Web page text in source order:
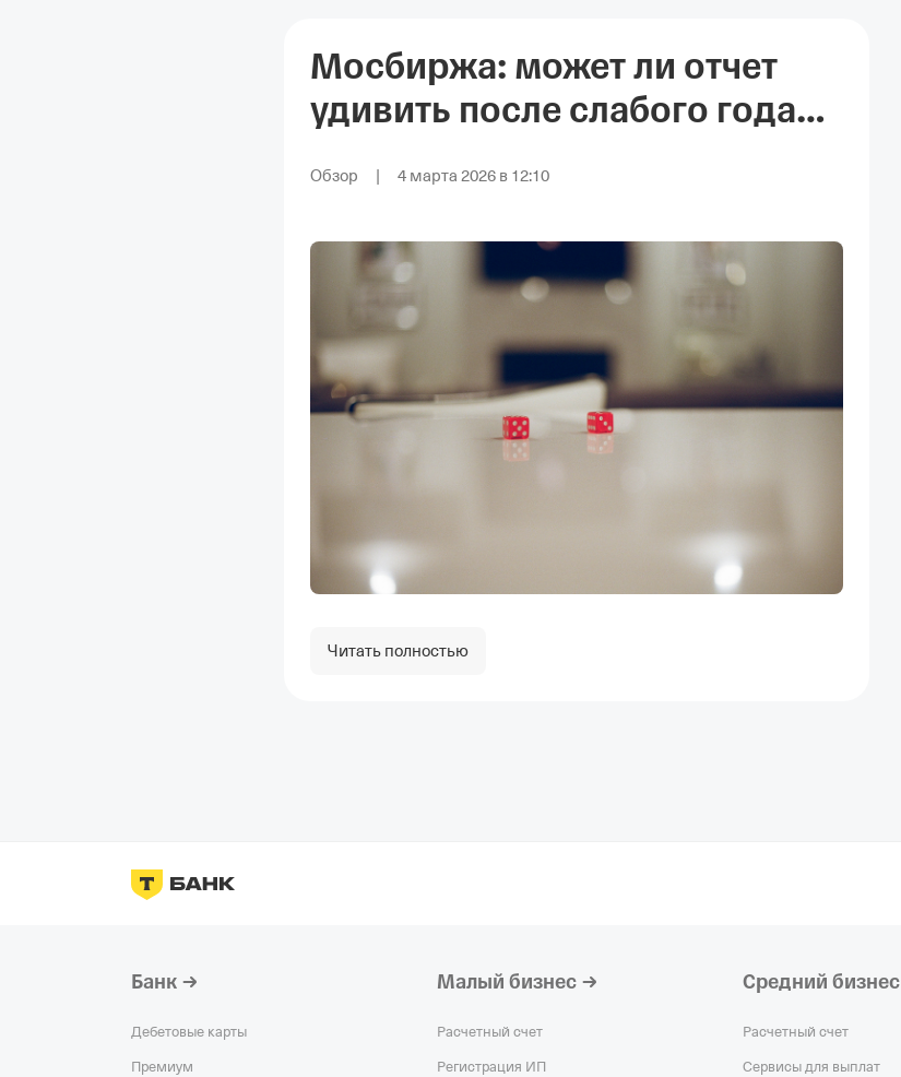
Мосбиржа: может ли отчет
удивить после слабого года
Обзор 4 марта 2026 в 12:10
Читать полностью
Банк
Дебетовые карты
Премиум
Малый бизнес
Расчетный счет
Регистрация ИП
Средний бизнес
Расчетный счет
Сервисы для выплат